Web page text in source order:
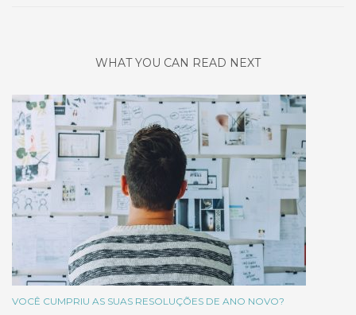
WHAT YOU CAN READ NEXT
VOCÊ CUMPRIU AS SUAS RESOLUÇÕES DE ANO NOVO?